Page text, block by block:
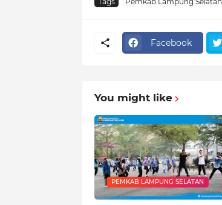
Facebook
You might like
PEMKAB LAMPUNG SELATAN